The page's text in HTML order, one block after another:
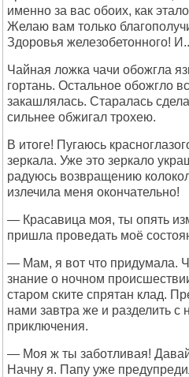
именно за вас обоих, как
Желаю вам только
Здоровья железобетонного!
Чайная ложка чачи обожгла
гортань. Остальное обожгло
закашлялась. Старалась
сильнее обжигал трохею.
В итоге! Пугаюсь
зеркала. Уже это зеркало
радуюсь возвращению
излечила меня окончательно!
— Красавица моя, ты опять
пришла проведать моё
— Мам, я вот что придумала.
знание о ночном
старом ските спрятан клад.
нами завтра же и разделить с
приключения.
— Моя ж ты заботливая!
Начну я. Папу уже